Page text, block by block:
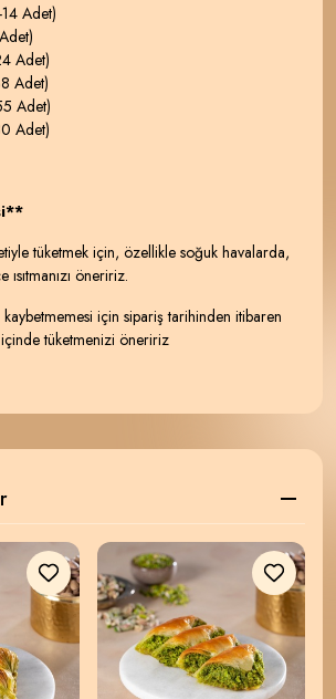
Adet)
Adet)
Adet)
Adet)
Adet)
tüketmek için, özellikle soğuk havalarda,
öneririz.
kaybetmemesi için sipariş tarihinden itibaren
içinde tüketmenizi öneririz